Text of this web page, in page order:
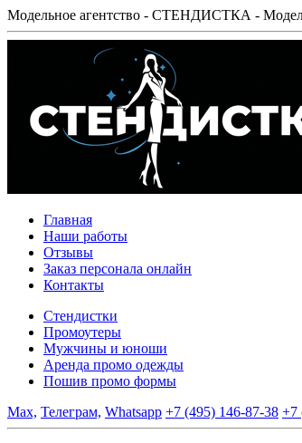
Модельное агентство - СТЕНДИСТКА -
Главная
Наши работы
Отзывы
Заказ персонала онлайн
Контакты
Стендистки
Промоутеры
Мужчины и юноши
Аренда промо одежды
Пошив промо формы
Max, Телеграм, Whatsapp +7 (495) 146-87-38 +7